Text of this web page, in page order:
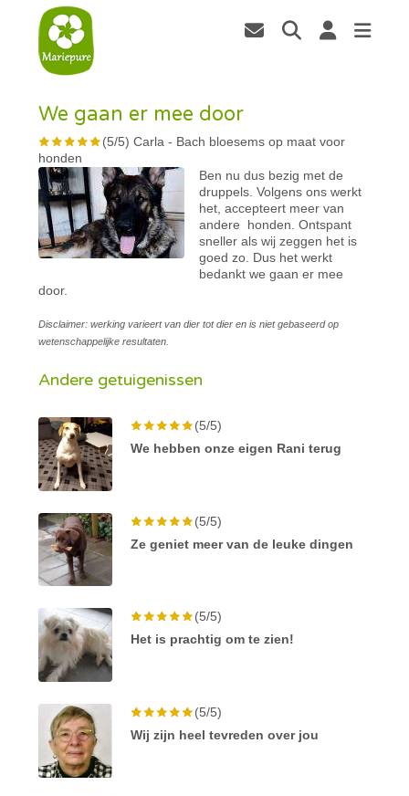
We gaan er mee door
(5/5)Carla - Bach bloesems op maat voor
honden
Ben nu dus bezig met de
druppels. Volgens ons werkt
het, accepteert meer van
andere honden. Ontspant
sneller als wij zeggen het is
goed zo. Dus het werkt
bedankt we gaan er mee
door.
Disclaimer: werking varieert van dier tot dier en is niet gebaseerd op
wetenschappelijke resultaten.
Andere getuigenissen
(5/5)
We hebben onze eigen Rani terug
(5/5)
Ze geniet meer van de leuke dingen
(5/5)
Het is prachtig om te zien!
(5/5)
Wij zijn heel tevreden over jou